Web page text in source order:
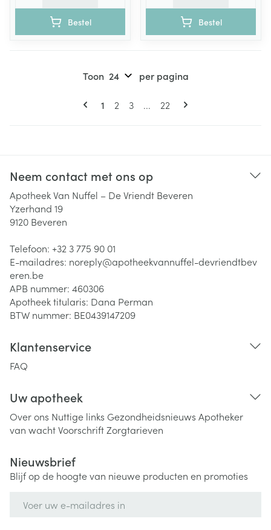
Bestel Bestel
Pagina's
U lees momenteel pagina
1 Pagina
2 Pagina
3 ... Pagina
22
Toon per pagina
Neem contact met ons op
Apotheek Van Nuffel – De Vriendt Beveren
Yzerhand 19
9120 Beveren
Telefoon: +32 3 775 90 01
E-mailadres: noreply@apotheekvannuffel-devriendtbev
eren.be
APB nummer: 460306
Apotheek titularis: Dana Perman
BTW nummer: BE0439147209
Klantenservice
FAQ
Uw apotheek
Over ons Nuttige links Gezondheidsnieuws Apotheker
van wachtVoorschriftZorgtarieven
Nieuwsbrief
Blijf op de hoogte van nieuwe producten en promoties